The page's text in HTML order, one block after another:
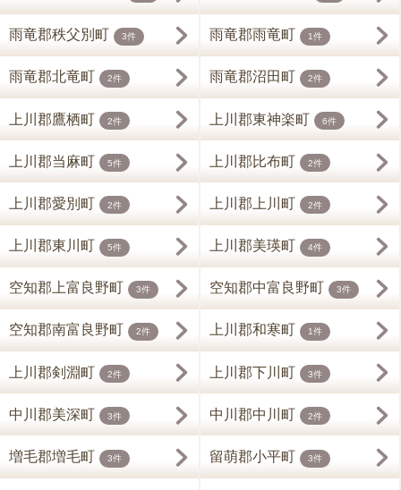
雨竜郡秩父別町 3件 雨竜郡雨竜町 1件
雨竜郡北竜町 2件 雨竜郡沼田町 2件
上川郡鷹栖町 2件 上川郡東神楽町 6件
上川郡当麻町 5件 上川郡比布町 2件
上川郡愛別町 2件 上川郡上川町 2件
上川郡東川町 5件 上川郡美瑛町 4件
空知郡上富良野町 3件 空知郡中富良野町 3件
空知郡南富良野町 2件 上川郡和寒町 1件
上川郡剣淵町 2件 上川郡下川町 3件
中川郡美深町 3件 中川郡中川町 2件
増毛郡増毛町 3件 留萌郡小平町 3件